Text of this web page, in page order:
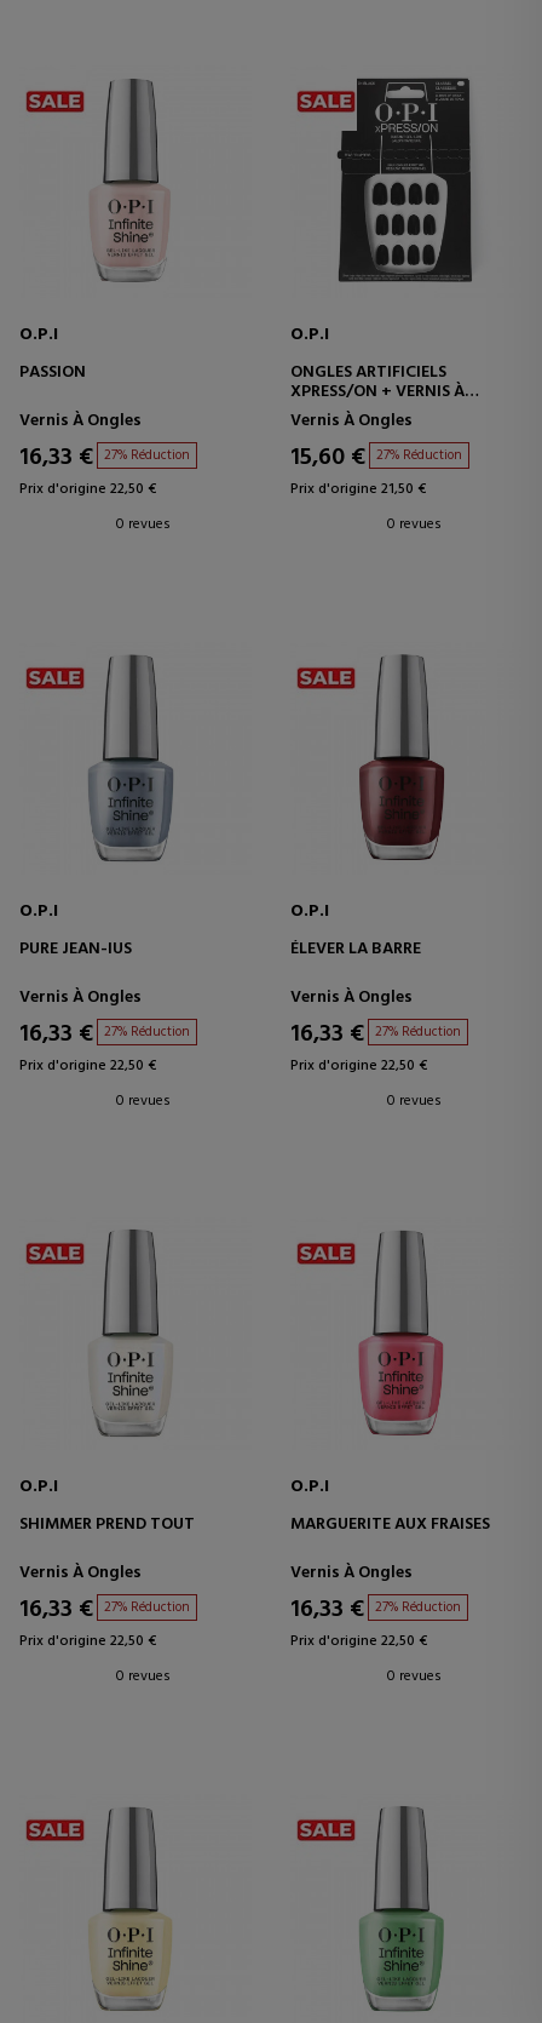
O.P.I
PASSION
Vernis À Ongles
16,33 € 27% Réduction
Prix d'origine 22,50 €
0 revues
O.P.I
ONGLES ARTIFICIELS
XPRESS/ON + VERNIS À
ONGLES LADY IN BLACK
Vernis À Ongles
15,60 € 27% Réduction
Prix d'origine 21,50 €
0 revues
O.P.I
PURE JEAN-IUS
Vernis À Ongles
16,33 € 27% Réduction
Prix d'origine 22,50 €
0 revues
O.P.I
ÉLEVER LA BARRE
Vernis À Ongles
16,33 € 27% Réduction
Prix d'origine 22,50 €
0 revues
O.P.I
SHIMMER PREND TOUT
Vernis À Ongles
16,33 € 27% Réduction
Prix d'origine 22,50 €
0 revues
O.P.I
MARGUERITE AUX FRAISES
Vernis À Ongles
16,33 € 27% Réduction
Prix d'origine 22,50 €
0 revues